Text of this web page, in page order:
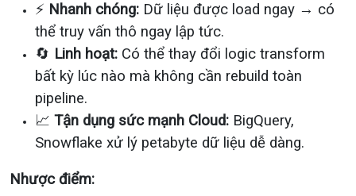
⚡ Nhanh chóng: Dữ liệu được load ngay → có
thể truy vấn thô ngay lập tức.
🔄 Linh hoạt: Có thể thay đổi logic transform
bất kỳ lúc nào mà không cần rebuild toàn
pipeline.
📈 Tận dụng sức mạnh Cloud: BigQuery,
Snowflake xử lý petabyte dữ liệu dễ dàng.
Nhược điểm: